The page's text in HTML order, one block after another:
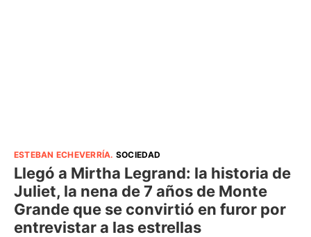
ESTEBAN ECHEVERRÍA. SOCIEDAD
Llegó a Mirtha Legrand: la historia de
Juliet, la nena de 7 años de Monte
Grande que se convirtió en furor por
entrevistar a las estrellas